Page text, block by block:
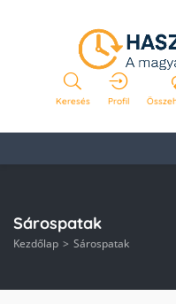
Keresés Profil
Sárospatak
Kezdőlap Sárospatak